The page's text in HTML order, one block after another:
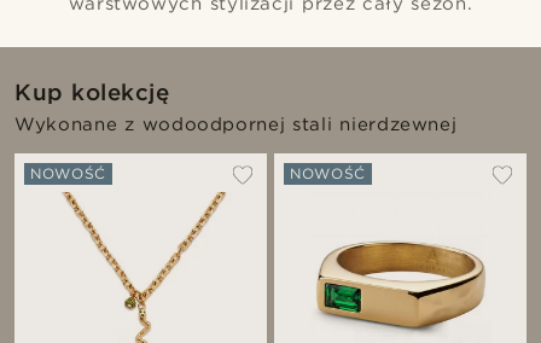
Kup kolekcję
Wykonane z wodoodpornej stali nierdzewnej
NOWOŚĆ NOWOŚĆ